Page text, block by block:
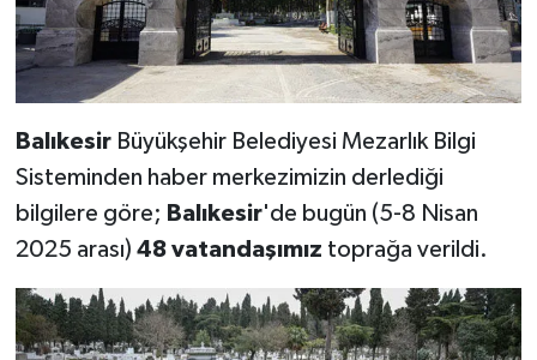
BalıkesirBüyükşehir Belediyesi Mezarlık Bilgi
Sisteminden haber merkezimizin derlediği
bilgilere göre; Balıkesir'de bugün (5-8 Nisan
2025 arası) 48 vatandaşımız toprağa verildi.